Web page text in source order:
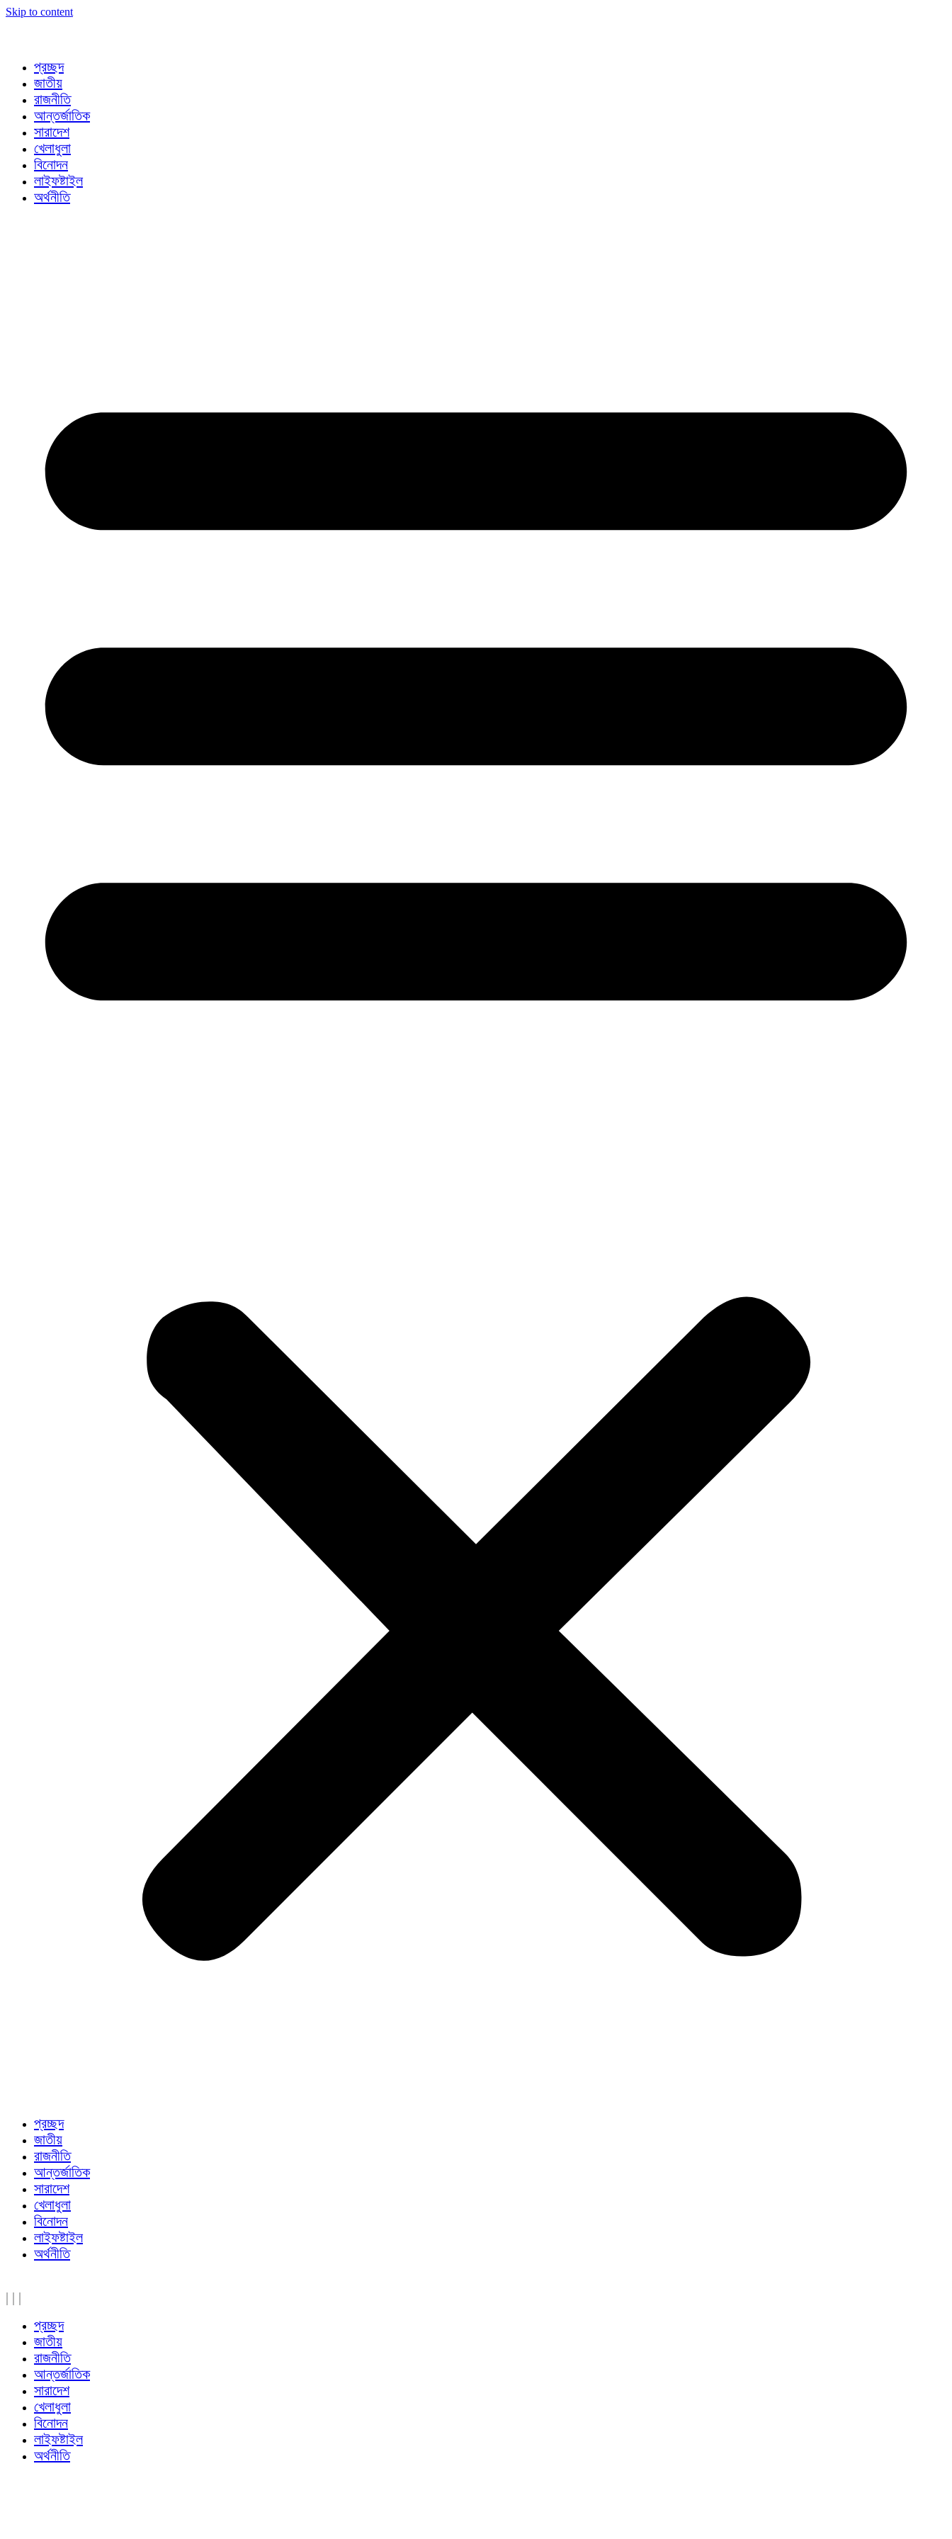
Skip to content
প্রচ্ছদ
জাতীয়
রাজনীতি
আন্তর্জাতিক
সারাদেশ
খেলাধুলা
বিনোদন
লাইফষ্টাইল
অর্থনীতি
প্রচ্ছদ
জাতীয়
রাজনীতি
আন্তর্জাতিক
সারাদেশ
খেলাধুলা
বিনোদন
লাইফষ্টাইল
অর্থনীতি
| | |
প্রচ্ছদ
জাতীয়
রাজনীতি
আন্তর্জাতিক
সারাদেশ
খেলাধুলা
বিনোদন
লাইফষ্টাইল
অর্থনীতি